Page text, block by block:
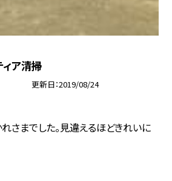
ア清掃
更新日 2019/08/24
さまでした。見違えるほどきれいに